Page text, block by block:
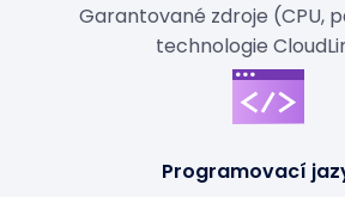
Garantované zdroje (CPU,
technologie
Programovací